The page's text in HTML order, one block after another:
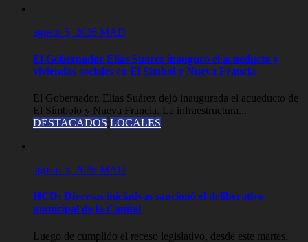
agosto 5, 2026 MAD
El Gobernador Elías Suárez inauguró el acueducto y
viviendas sociales en El Simbol y Nueva Francia
El Gobernador, Elias Suárez dejó inaugurada el acueducto de
El Símbolo y Nueva Francia. La infraestructura...
DESTACADOS LOCALES
agosto 5, 2026 MAD
HCD: Diversas iniciativas sancionó el deliberativo
municipal de la Capital
Luego de cumplido el receso legislativo, desde este martes,